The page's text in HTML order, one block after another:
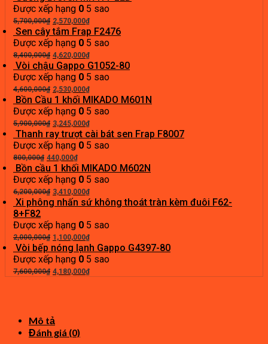
là:
8,125,000₫.
tại
là:
3,660,000₫.
Được xếp hạng 0 5 sao
5,700,000₫ Giá
gốc
là:
5,700,000₫.
2,570,000₫Giá
hiện
tại
là:
2,570,000₫.
Sen cây tắm Frap F2476
Được xếp hạng 0 5 sao
8,400,000₫ Giá
gốc
là:
8,400,000₫.
4,620,000₫Giá
hiện
tại
là:
4,620,000₫.
Vòi chậu Gappo G1052-80
Được xếp hạng 0 5 sao
4,600,000₫ Giá
gốc
là:
4,600,000₫.
2,530,000₫Giá
hiện
tại
là:
2,530,000₫.
Bồn Cầu 1 khối MIKADO M601N
Được xếp hạng 0 5 sao
5,900,000₫ Giá
gốc
là:
5,900,000₫.
3,245,000₫Giá
hiện
tại
3,245,000₫.
Thanh ray trượt cài bát sen Frap F8007
Được xếp hạng 0 5 sao
800,000₫ Giá
gốc
là:
800,000₫.
440,000₫Giá
hiện
tại
là:
440,000₫.
Bồn cầu 1 khối MIKADO M602N
Được xếp hạng 0 5 sao
6,200,000₫ Giá
gốc
6,200,000₫.
3,410,000₫Giá
hiện
là:
3,410,000₫.
Xi phông nhấn sứ không thoát tràn kèm đuôi F62-
8+F82
Được xếp hạng 0 5 sao
2,000,000₫ Giá
gốc
là:
2,000,000₫.
1,100,000₫Giá
hiện
tại
là:
Vòi bếp nóng lạnh Gappo G4397-80
Được xếp hạng 0 5 sao
7,600,000₫ Giá
4,180,000₫Giá
Mô tả
Đánh giá (0)